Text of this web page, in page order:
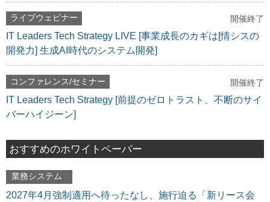
ライブウェビナー 開催終了
IT Leaders Tech Strategy LIVE [事業成長のカギは[情シスの
開発力] 生成AI時代のシステム開発]
コンファレンス/セミナー 開催終了
IT Leaders Tech Strategy [前提のゼロトラスト、不断のサイ
バーハイジーン]
おすすめのホワイトペーパー
業務システム
2027年4月強制適用へ待ったなし、施行迫る「新リース会